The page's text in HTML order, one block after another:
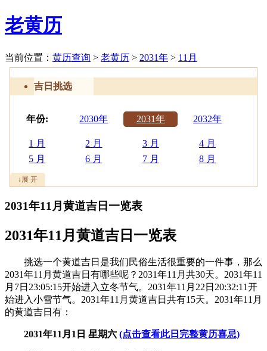
老黄历
当前位置： 黄历查询 > 老黄历 > 2031年 > 11月
吉日挑选
年份: 2030年 2031年 2032年
1 月 2 月 3 月
4 月
5 月
6 月 7 月
8 月
9 月
吉日: 安葬 出行
祭祀
结婚 开工
订婚
破土 搬新家
修坟
装修 搬家
属相: 鼠 牛
虎
兔
龙 蛇
马
羊
猴 鸡
狗
猪
↓展 开
2031年11月黄道吉日一览表
2031年11月黄道吉日一览表
挑选一个黄道吉日是我们民俗生活很重要的一件事，那么
2031年11月黄道吉日有哪些呢？2031年11月共30天。2031年11
月7日23:05:15开始进入立冬节气。2031年11月22日20:32:11开
始进入小雪节气。2031年11月黄道吉日共有15天。2031年11月
的黄道吉日有：
2031年11月1日 星期六 (点击查看此日完整黄历喜忌)